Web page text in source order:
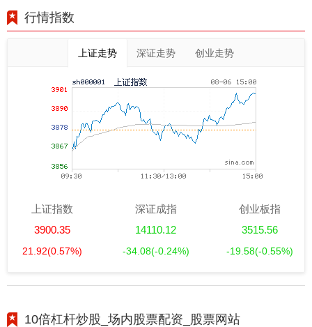
行情指数
上证走势 深证走势 创业走势
上证指数
3900.35
21.92(0.57%)
深证成指
14110.12
-34.08(-0.24%)
创业板指
3515.56
-19.58(-0.55%)
10倍杠杆炒股_场内股票配资_股票网站